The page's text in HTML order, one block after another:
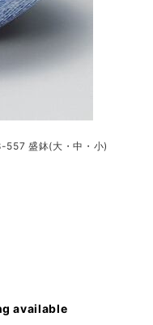
557 盛鉢(大・中・小)
available